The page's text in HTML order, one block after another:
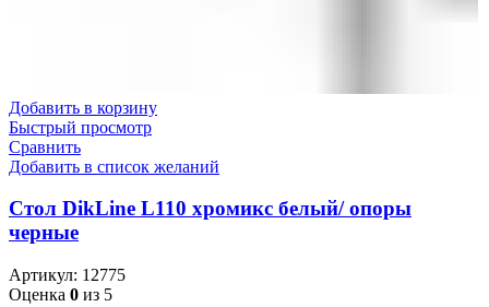
Добавить в корзину
Быстрый просмотр
Сравнить
Добавить в список желаний
Стол DikLine L110 хромикс белый/ опоры
черные
Артикул: 12775
Оценка 0 из 5